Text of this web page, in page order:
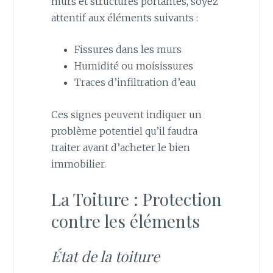
attentif aux éléments suivants :
Fissures dans les murs
Humidité ou moisissures
Traces d’infiltration d’eau
Ces signes peuvent indiquer un
problème potentiel qu’il faudra
traiter avant d’acheter le bien
immobilier.
La Toiture : Protection
contre les éléments
État de la toiture